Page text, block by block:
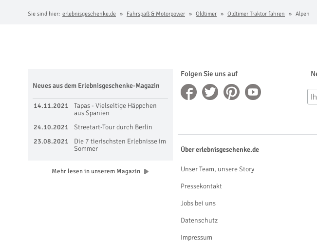
Sie sind hier: erlebnisgeschenke.de Fahrspaß & Motorpower Oldtimer Oldtimer Traktor fahren Alpen
Folgen Sie uns auf
Neues aus dem Erlebnisgeschenke-Magazin
14.11.2021
Tapas - Vielseitige Häppchen
aus Spanien
24.10.2021
Streetart-Tour durch Berlin
23.08.2021
Die 7 tierischsten Erlebnisse im
Sommer
Mehr lesen in unserem Magazin
Über erlebnisgeschenke.de
Unser Team, unsere Story
Pressekontakt
Jobs bei uns
Datenschutz
Impressum